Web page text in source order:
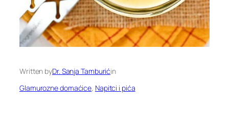
Written byDr. Sanja Tamburićin
Glamurozne domaćice, Napitci i pića